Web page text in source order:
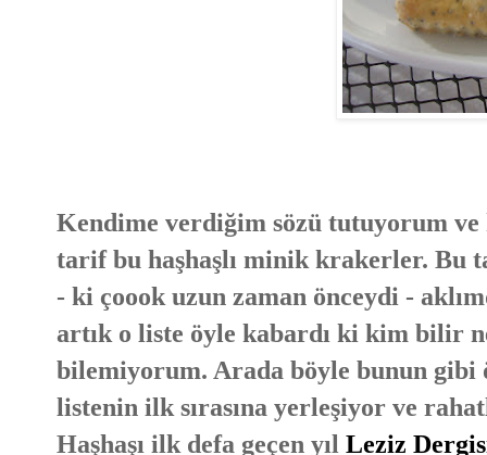
Kendime verdiğim sözü tutuyorum
tarif bu haşhaşlı minik krakerler. Bu
- ki çoook uzun zaman önceydi -
artık o liste öyle kabardı ki kim bilir
bilemiyorum. Arada böyle bunun gibi
listenin ilk sırasına yerleşiyor ve
Haşhaşı ilk defa geçen yıl Leziz